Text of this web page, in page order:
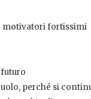
motivatori fortissimi
perché si